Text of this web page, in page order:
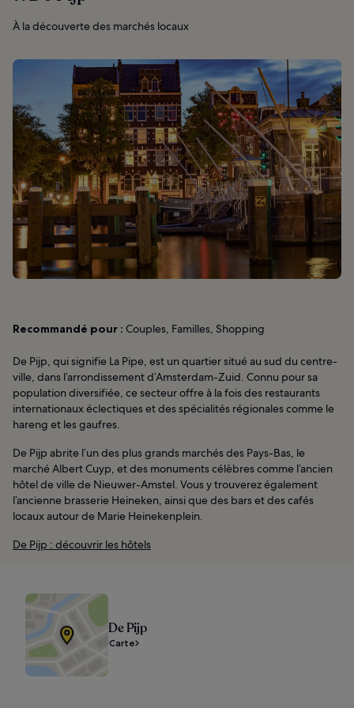
À la découverte des marchés locaux
Recommandé pour : Couples, Familles, Shopping
De Pijp, qui signifie La Pipe, est un quartier situé au sud du centre-
ville, dans l’arrondissement d’Amsterdam-Zuid. Connu pour sa
population diversifiée, ce secteur offre à la fois des restaurants
internationaux éclectiques et des spécialités régionales comme le
hareng et les gaufres.
De Pijp abrite l’un des plus grands marchés des Pays-Bas, le
marché Albert Cuyp, et des monuments célèbres comme l’ancien
hôtel de ville de Nieuwer-Amstel. Vous y trouverez également
l’ancienne brasserie Heineken, ainsi que des bars et des cafés
locaux autour de Marie Heinekenplein.
De Pijp : découvrir les hôtels
De Pijp
Carte